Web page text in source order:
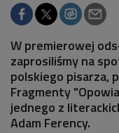
W premierowej
zaprosiliśmy na
polskiego pisarza,
Fragmenty
jednego z
Adam Ferency.